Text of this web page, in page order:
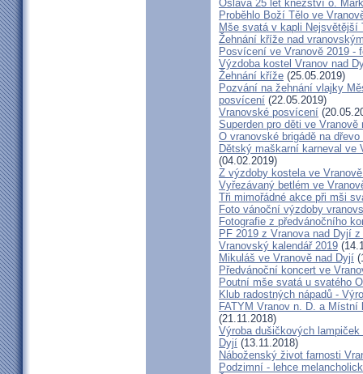
Oslava 25 let kněžství o.
Proběhlo Boží Tělo ve
Mše svatá v kapli Nejsvětější
Žehnání kříže nad
Posvícení ve Vranově 2019 -
Výzdoba kostel Vranov nad
Žehnání kříže (25.05.2019)
Pozvání na žehnání vlajky
posvícení (22.05.2019)
Vranovské posvícení
Superden pro děti ve Vranově
O vranovské brigádě na
Dětský maškarní karneval ve
(04.02.2019)
Z výzdoby kostela ve
Vyřezávaný betlém ve
Tři mimořádné akce při mši
Foto vánoční výzdoby
Fotografie z předvánočního
PF 2019 z Vranova nad Dyjí z
Vranovský kalendář 2019
Mikuláš ve Vranově nad Dyjí
Předvánoční koncert ve
Poutní mše svatá u svatého
Klub radostných nápadů -
FATYM Vranov n. D. a
(21.11.2018)
Výroba dušičkových
Dyjí (13.11.2018)
Náboženský život farnosti
Podzimní - lehce